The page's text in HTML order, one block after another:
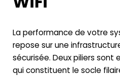
La performance de votre
repose sur une
sécurisée. Deux piliers sont
qui constituent le socle